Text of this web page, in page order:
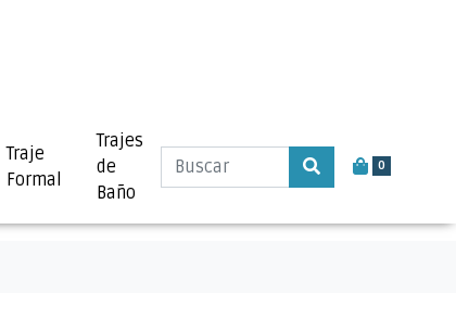
0
Traje
Formal
Trajes
de
Baño